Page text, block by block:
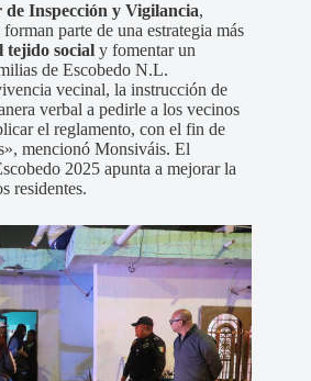
Inspección y Vigilancia,
parte de una estrategia más
tejido social y fomentar un
de Escobedo N.L.
vecinal, la instrucción de
verbal a pedirle a los vecinos
el reglamento, con el fin de
mencionó Monsiváis. El
2025 apunta a mejorar la
residentes.